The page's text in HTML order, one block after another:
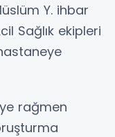
Y. ihbar
Sağlık ekipleri
rağmen